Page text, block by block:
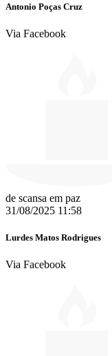
Antonio Poças Cruz
Via Facebook
de scansa em paz
31/08/2025 11:58
Lurdes Matos Rodrigues
Via Facebook